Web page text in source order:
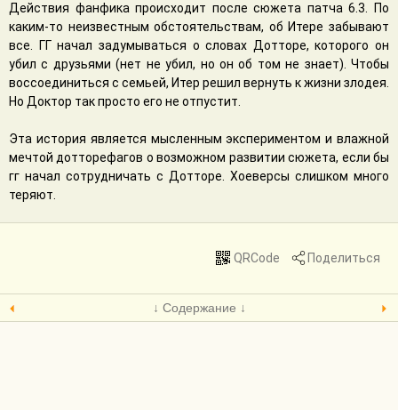
Действия фанфика происходит после сюжета патча 6.3. По
каким-то неизвестным обстоятельствам, об Итере забывают
все. ГГ начал задумываться о словах Дотторе, которого он
убил с друзьями (нет не убил, но он об том не знает). Чтобы
воссоединиться с семьей, Итер решил вернуть к жизни злодея.
Но Доктор так просто его не отпустит.
Эта история является мысленным экспериментом и влажной
мечтой дотторефагов о возможном развитии сюжета, если бы
гг начал сотрудничать с Дотторе. Хоеверсы слишком много
теряют.
QRCode Поделиться
↓ Содержание ↓